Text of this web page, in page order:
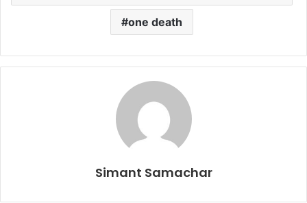
one death
Simant Samachar